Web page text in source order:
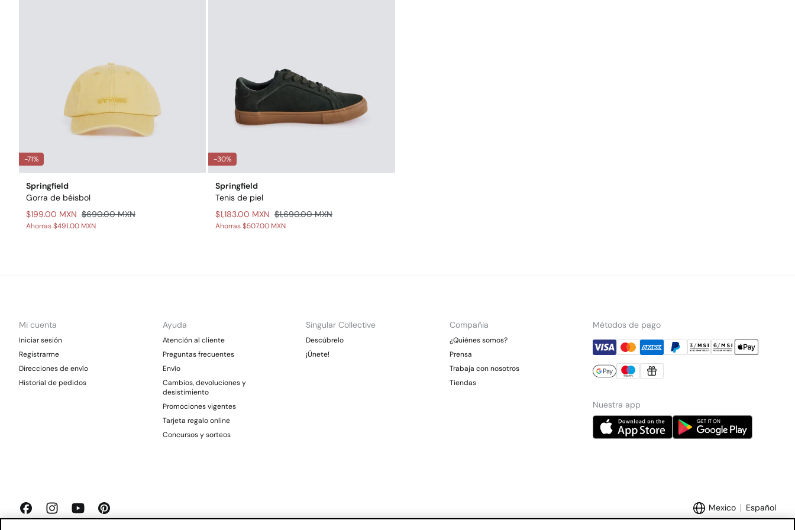
-71%
Springfield
Gorra de béisbol
$199.00 MXN $690.00 MXN
Ahorras$491.00 MXN
-30%
Springfield
Tenis de piel
$1,183.00 MXN $1,690.00 MXN
Ahorras$507.00 MXN
Mi cuenta
Iniciar sesión
Registrarme
Direcciones de envío
Historial de pedidos
Ayuda
Atención al cliente
Preguntas frecuentes
Envío
Cambios, devoluciones y
desistimiento
Promociones vigentes
Tarjeta regalo online
Concursos y sorteos
Singular Collective
Descúbrelo
¡Únete!
Compañia
¿Quiénes somos?
Prensa
Trabaja con nosotros
Tiendas
Métodos de pago
Nuestra app
Mexico Español